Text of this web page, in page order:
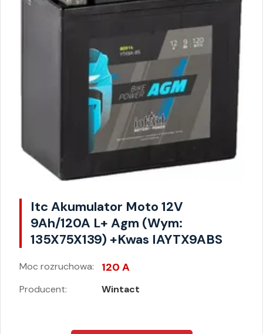
Itc Akumulator Moto 12V
9Ah/120A L+ Agm (Wym:
135X75X139) +Kwas IAYTX9ABS
Moc rozruchowa: 120 A
Producent: Wintact